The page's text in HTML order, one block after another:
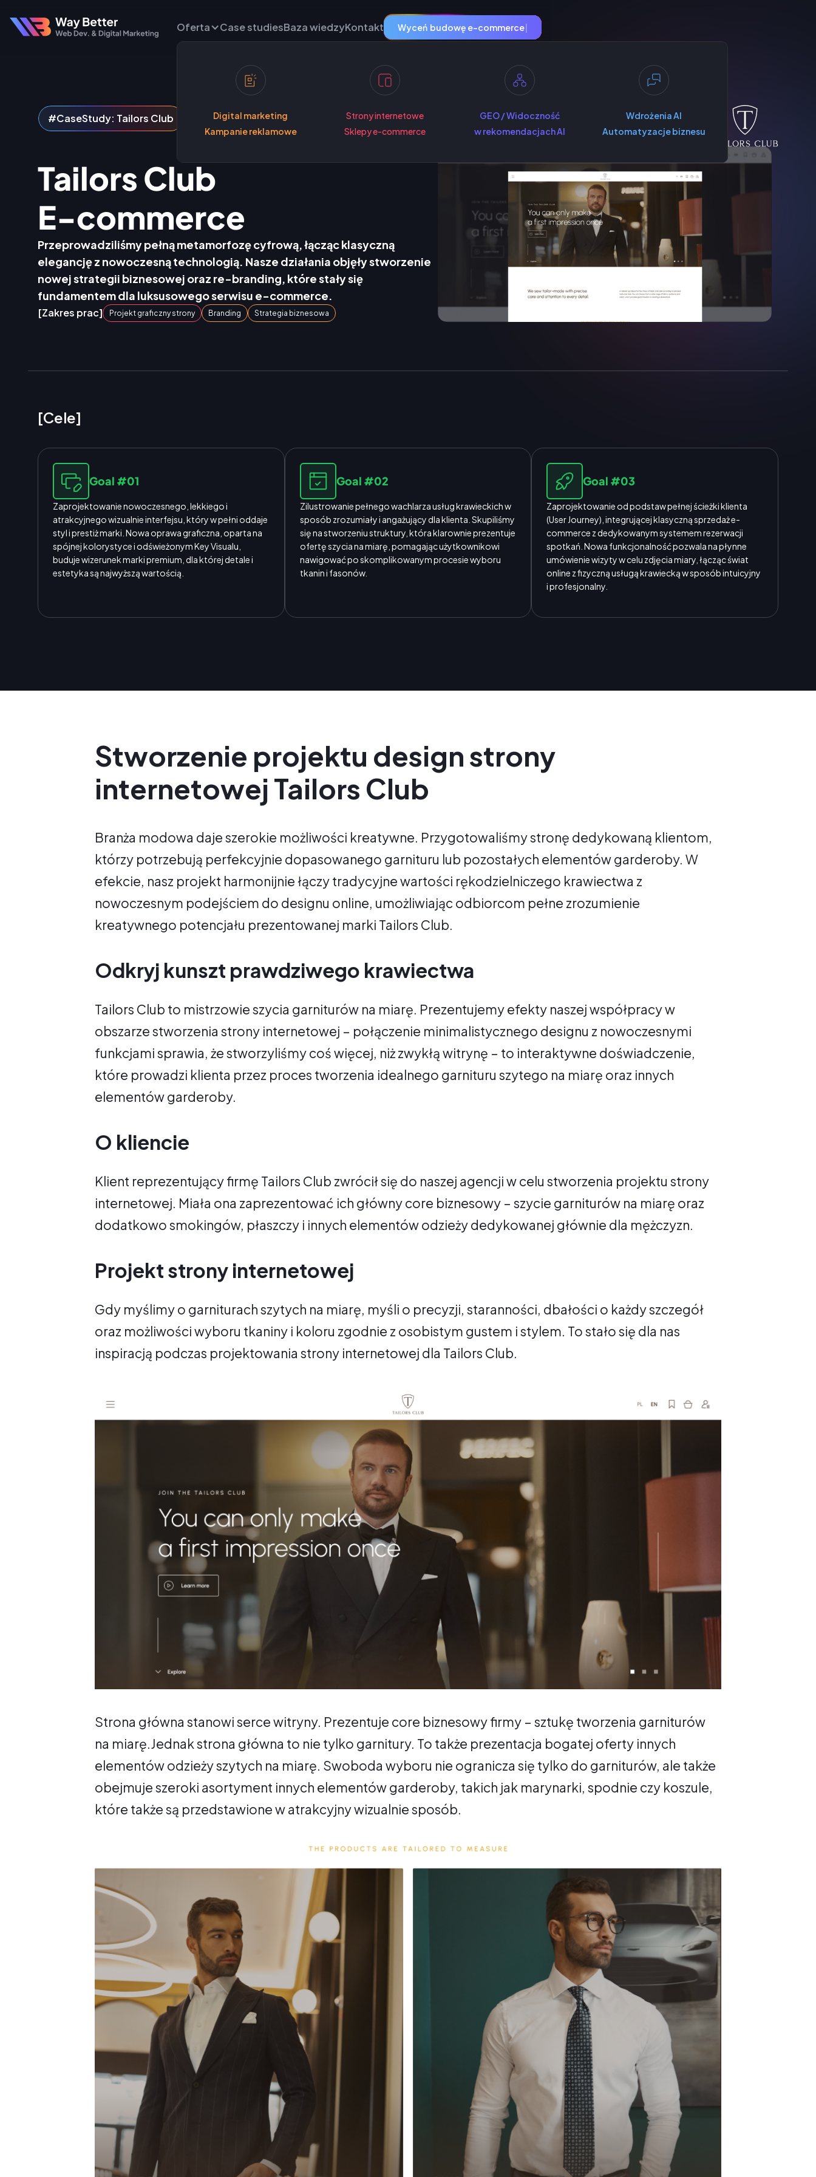
Oferta
Digital marketing
Kampanie reklamowe
Strony internetowe
Sklepy e-commerce
GEO / Widoczność
w rekomendacjach AI
Wdrożenia AI
Automatyzacje biznesu
Case studiesBaza wiedzyKontakt Wyceń budowę strony|
#CaseStudy: Tailors Club
Tailors Club
E-commerce
Przeprowadziliśmy pełną metamorfozę cyfrową, łącząc klasyczną
elegancję z nowoczesną technologią. Nasze działania objęły stworzenie
nowej strategii biznesowej oraz re-branding, które stały się
fundamentem dla luksusowego serwisu e-commerce.
[Zakres prac] Projekt graficzny strony Branding Strategia biznesowa
[Cele]
Goal #01
Zaprojektowanie nowoczesnego, lekkiego i
atrakcyjnego wizualnie interfejsu, który w pełni oddaje
styl i prestiż marki. Nowa oprawa graficzna, oparta na
spójnej kolorystyce i odświeżonym Key Visualu,
buduje wizerunek marki premium, dla której detale i
estetyka są najwyższą wartością.
Goal #02
Zilustrowanie pełnego wachlarza usług krawieckich w
sposób zrozumiały i angażujący dla klienta. Skupiliśmy
się na stworzeniu struktury, która klarownie prezentuje
ofertę szycia na miarę, pomagając użytkownikowi
nawigować po skomplikowanym procesie wyboru
tkanin i fasonów.
Goal #03
Zaprojektowanie od podstaw pełnej ścieżki klienta
(User Journey), integrującej klasyczną sprzedaż e-
commerce z dedykowanym systemem rezerwacji
spotkań. Nowa funkcjonalność pozwala na płynne
umówienie wizyty w celu zdjęcia miary, łącząc świat
online z fizyczną usługą krawiecką w sposób intuicyjny
i profesjonalny.
Stworzenie projektu design strony
internetowej Tailors Club
Branża modowa daje szerokie możliwości kreatywne. Przygotowaliśmy stronę dedykowaną klientom,
którzy potrzebują perfekcyjnie dopasowanego garnituru lub pozostałych elementów garderoby. W
efekcie, nasz projekt harmonijnie łączy tradycyjne wartości rękodzielniczego krawiectwa z
nowoczesnym podejściem do designu online, umożliwiając odbiorcom pełne zrozumienie
kreatywnego potencjału prezentowanej marki Tailors Club.
Odkryj kunszt prawdziwego krawiectwa
Tailors Club to mistrzowie szycia garniturów na miarę. Prezentujemy efekty naszej współpracy w
obszarze stworzenia strony internetowej – połączenie minimalistycznego designu z nowoczesnymi
funkcjami sprawia, że stworzyliśmy coś więcej, niż zwykłą witrynę – to interaktywne doświadczenie,
które prowadzi klienta przez proces tworzenia idealnego garnituru szytego na miarę oraz innych
elementów garderoby.
O kliencie
Klient reprezentujący firmę Tailors Club zwrócił się do naszej agencji w celu stworzenia projektu strony
internetowej. Miała ona zaprezentować ich główny core biznesowy – szycie garniturów na miarę oraz
dodatkowo smokingów, płaszczy i innych elementów odzieży dedykowanej głównie dla mężczyzn.
Projekt strony internetowej
Gdy myślimy o garniturach szytych na miarę, myśli o precyzji, staranności, dbałości o każdy szczegół
oraz możliwości wyboru tkaniny i koloru zgodnie z osobistym gustem i stylem. To stało się dla nas
inspiracją podczas projektowania strony internetowej dla Tailors Club.
Strona główna stanowi serce witryny. Prezentuje core biznesowy firmy – sztukę tworzenia garniturów
na miarę.Jednak strona główna to nie tylko garnitury. To także prezentacja bogatej oferty innych
elementów odzieży szytych na miarę. Swoboda wyboru nie ogranicza się tylko do garniturów, ale także
obejmuje szeroki asortyment innych elementów garderoby, takich jak marynarki, spodnie czy koszule,
które także są przedstawione w atrakcyjny wizualnie sposób.